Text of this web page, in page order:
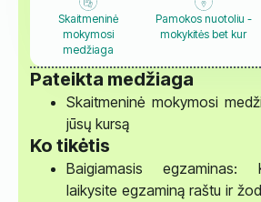
Skaitmeninė
mokymosi
medžiaga
Pamokos nuotoliu -
mokykitės bet kur
Pateikta medžiaga
Skaitmeninė mokymosi
jūsų kursą
Ko tikėtis
Baigiamasis egzaminas:
laikysite egzaminą raštu ir